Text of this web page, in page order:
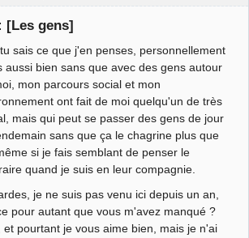
[Les gens]
sais ce que j'en penses, personnellement
aussi bien sans que avec des gens autour
mon parcours social et mon
ont fait de moi quelqu'un de très
mais qui peut se passer des gens de jour
sans que ça le chagrine plus que
si je fais semblant de penser le
quand je suis en leur compagnie.
je ne suis pas venu ici depuis un an,
pour autant que vous m'avez manqué ?
et pourtant je vous aime bien, mais je n'ai